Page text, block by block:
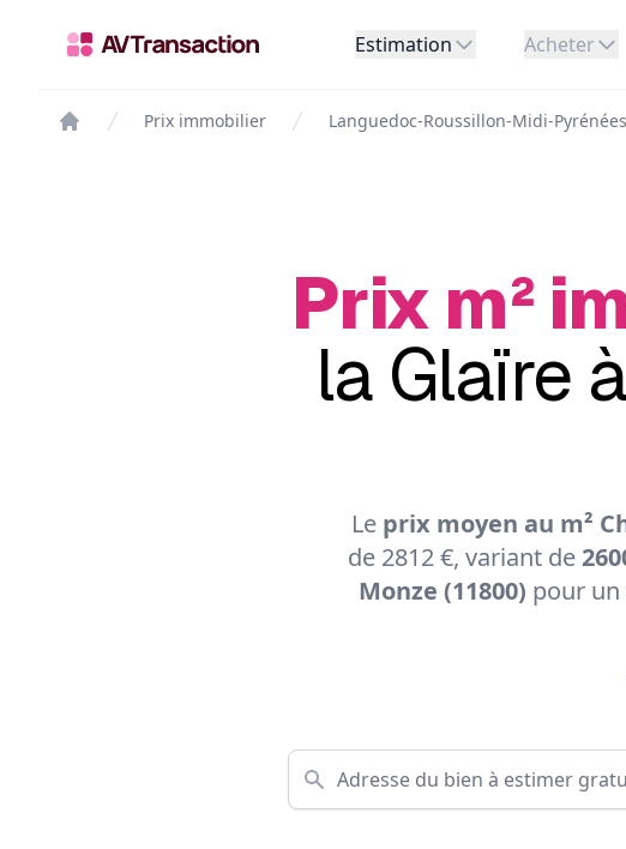
Estimation Acheter
Prix immobilier Languedoc-Roussillon-Midi-Pyrénées
Prix m²
la Glaïre
Le prix moyen au m²
de 2812 €, variant de
Monze (11800) pour un